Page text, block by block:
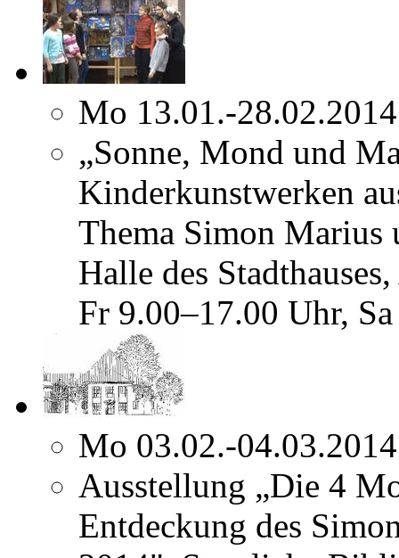
Mo 13.01.-28.02.2014
„Sonne, Mond und
Kinderkunstwerken
Thema Simon Marius
Halle des
Fr 9.00–17.00 Uhr,
Mo 03.02.-04.03.2014
Ausstellung „Die 4
Entdeckung des